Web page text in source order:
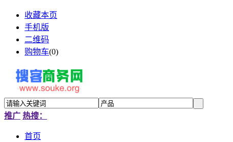
收藏本页
手机版
二维码
购物车(0)
推广 热搜：
首页